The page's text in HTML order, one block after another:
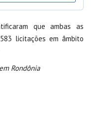
que ambas as
licitações em âmbito
Rondônia